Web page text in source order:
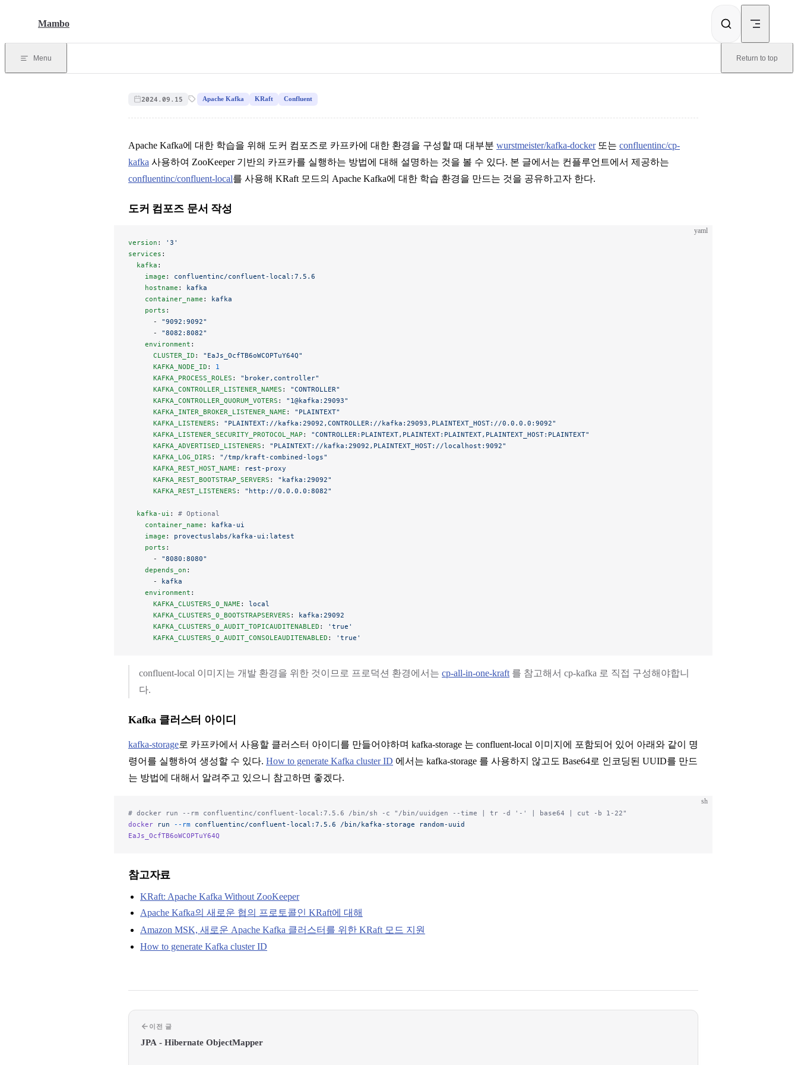
Mambo
Menu Return to top
2024.09.15 Apache Kafka KRaft Confluent
Apache Kafka에 대한 학습을 위해 도커 컴포즈로 카프카에 대한 환경을 구성할 때 대부분 wurstmeister/kafka-docker또는 confluentinc/cp-
kafka 사용하여 ZooKeeper 기반의 카프카를 실행하는 방법에 대해 설명하는 것을 볼 수 있다. 본 글에서는 컨플루언트에서 제공하는
confluentinc/confluent-local를 사용해 KRaft 모드의 Apache Kafka에 대한 학습 환경을 만드는 것을 공유하고자 한다.
도커 컴포즈 문서 작성
yaml
version :
'3'
services :
  kafka
:
    image
: confluentinc/confluent-local:7.5.6
    hostname
: kafka
    container_name
: kafka
    ports
:
      -
"9092:9092"
      -
"8082:8082"
    environment
:
      CLUSTER_ID
: "EaJs_OcfTB6oWCOPTuY64Q"
      KAFKA_NODE_ID
: 1
      KAFKA_PROCESS_ROLES
: "broker,controller"
      KAFKA_CONTROLLER_LISTENER_NAMES
: "CONTROLLER"
      KAFKA_CONTROLLER_QUORUM_VOTERS
: "1@kafka:29093"
      KAFKA_INTER_BROKER_LISTENER_NAME
: "PLAINTEXT"
      KAFKA_LISTENERS
: "PLAINTEXT://kafka:29092,CONTROLLER://kafka:29093,PLAINTEXT_HOST://0.0.0.0:9092"
      KAFKA_LISTENER_SECURITY_PROTOCOL_MAP
: "CONTROLLER:PLAINTEXT,PLAINTEXT:PLAINTEXT,PLAINTEXT_HOST:PLAINTEXT"
      KAFKA_ADVERTISED_LISTENERS
: "PLAINTEXT://kafka:29092,PLAINTEXT_HOST://localhost:9092"
      KAFKA_LOG_DIRS
: "/tmp/kraft-combined-logs"
      KAFKA_REST_HOST_NAME
:
rest-proxy
      KAFKA_REST_BOOTSTRAP_SERVERS
: "kafka:29092"
      KAFKA_REST_LISTENERS
: "http://0.0.0.0:8082"
  kafka-ui
: # Optional
    container_name
: kafka-ui
    image
: provectuslabs/kafka-ui:latest
    ports
:
      -
"8080:8080"
    depends_on
:
      -
kafka
    environment
:
      KAFKA_CLUSTERS_0_NAME
: local
      KAFKA_CLUSTERS_0_BOOTSTRAPSERVERS
: kafka:29092
      KAFKA_CLUSTERS_0_AUDIT_TOPICAUDITENABLED
:
'true'
      KAFKA_CLUSTERS_0_AUDIT_CONSOLEAUDITENABLED
: 'true'
confluent-local 이미지는 개발 환경을 위한 것이므로 프로덕션 환경에서는 cp-all-in-one-kraft 를 참고해서 cp-kafka 로 직접 구성해야합니
다.
Kafka 클러스터 아이디
kafka-storage로 카프카에서 사용할 클러스터 아이디를 만들어야하며 kafka-storage 는 confluent-local 이미지에 포함되어 있어 아래와 같이 명
령어를 실행하여 생성할 수 있다. How to generate Kafka cluster ID 에서는 kafka-storage 를 사용하지 않고도 Base64로 인코딩된 UUID를 만드
는 방법에 대해서 알려주고 있으니 참고하면 좋겠다.
sh
# docker run --rm confluentinc/confluent-local:7.5.6 /bin/sh -c "/bin/uuidgen --time | tr -d '-' | base64 | cut -b 1-22"
docker run --rm confluentinc/confluent-local:7.5.6 /bin/kafka-storage random-uuid
EaJs_OcfTB6oWCOPTuY64Q
참고자료
KRaft: Apache Kafka Without ZooKeeper
Apache Kafka의 새로운 협의 프로토콜인 KRaft에 대해
Amazon MSK, 새로운 Apache Kafka 클러스터를 위한 KRaft 모드 지원
How to generate Kafka cluster ID
이전 글
JPA - Hibernate ObjectMapper